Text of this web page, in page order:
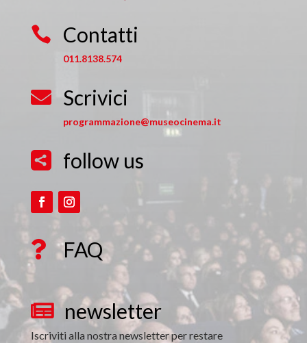
 Contatti
011.8138.574
 Scrivici
programmazione@museocinema.it
 follow us
 FAQ
 newsletter
Iscriviti alla nostra newsletter per restare